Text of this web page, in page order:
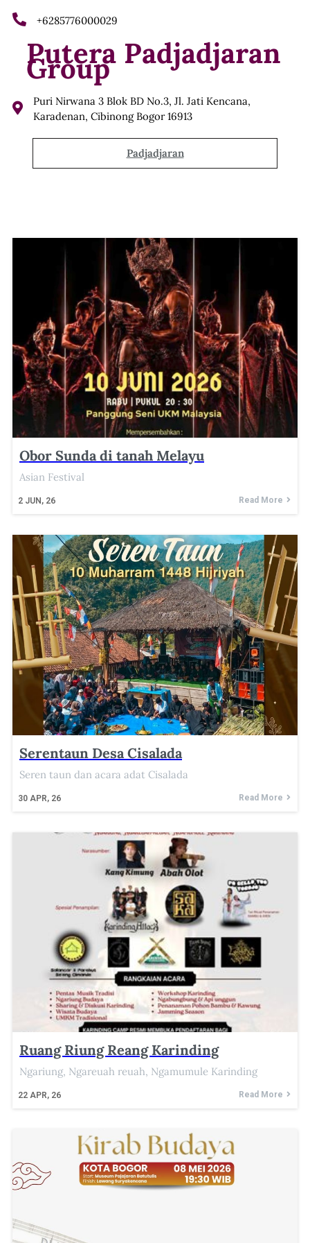
+6285776000029
Putera Padjadjaran
Group
Puri Nirwana 3 Blok BD No.3, Jl. Jati Kencana,
Karadenan, Cibinong Bogor 16913
Padjadjaran
Obor Sunda di tanah Melayu
2 JUN, 26
Asian Festival
Read More
Serentaun Desa Cisalada
30 APR, 26
Seren taun dan acara adat Cisalada
Read More
Ruang Riung Reang Karinding
22 APR, 26
Ngariung, Ngareuah reuah, Ngamumule Karinding
Read More